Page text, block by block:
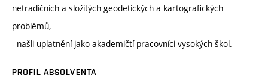
netradičních a složitých geodetických a kartografických
problémů,
- našli uplatnění jako akademičtí pracovníci vysokých škol.
PROFIL ABSOLVENTA